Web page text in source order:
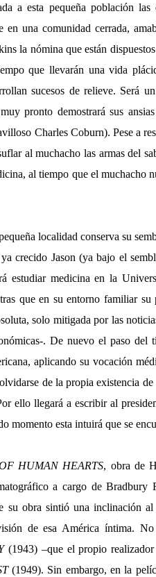
a esta pequeña población las
una comunidad cerrada,
la nómina que están
que llevarán una vida
sucesos de relieve. Será
pronto demostrará sus
Charles Coburn). Pese a
al muchacho las armas del
al tiempo que el muchacho
localidad conserva su
crecido Jason (ya bajo el
estudiar medicina en la
que en su entorno familiar
solo mitigada por las
. De nuevo el paso del
aplicando su vocación
de la propia existencia
ello llegará a escribir al
momento esta intuirá que se
HUMAN HEARTS, obra de
a cargo de Bradbury
obra sintió una inclinación al
de esa América íntima.
(1943) –que el propio realizador
(1949). Sin embargo, en la